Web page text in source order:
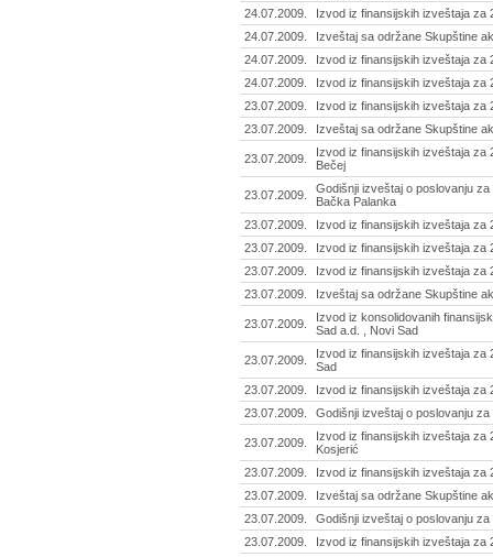
24.07.2009.
Izvod iz finansijskih izveštaja za
24.07.2009.
Izveštaj sa održane Skupštine
24.07.2009.
Izvod iz finansijskih izveštaja za
24.07.2009.
Izvod iz finansijskih izveštaja za
23.07.2009.
Izvod iz finansijskih izveštaja za
23.07.2009.
Izveštaj sa održane Skupštine
23.07.2009.
Izvod iz finansijskih izveštaja za
Bečej
23.07.2009.
Godišnji izveštaj o poslovanju
Bačka Palanka
23.07.2009.
Izvod iz finansijskih izveštaja za
23.07.2009.
Izvod iz finansijskih izveštaja za
23.07.2009.
Izvod iz finansijskih izveštaja za
23.07.2009.
Izveštaj sa održane Skupštine
23.07.2009.
Izvod iz konsolidovanih
Sad a.d. , Novi Sad
23.07.2009.
Izvod iz finansijskih izveštaja za
Sad
23.07.2009.
Izvod iz finansijskih izveštaja za
23.07.2009.
Godišnji izveštaj o poslovanju
23.07.2009.
Izvod iz finansijskih izveštaja za
Kosjerić
23.07.2009.
Izvod iz finansijskih izveštaja za
23.07.2009.
Izveštaj sa održane Skupštine
23.07.2009.
Godišnji izveštaj o poslovanju za
23.07.2009.
Izvod iz finansijskih izveštaja za